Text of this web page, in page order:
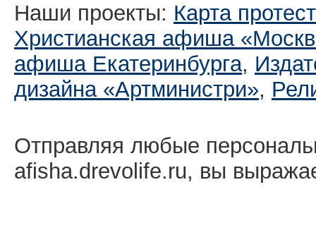
Наши проекты: Карта
Христианская афиша
афиша Екатеринбургa,
дизайна «Артминистри»,
Отправляя любые
afisha.drevolife.ru, вы